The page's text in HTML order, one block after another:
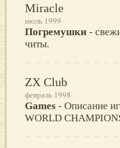
Miracle
июль 1999
Погремушки -
читы.
ZX Club
февраль 1998
Games - Описание
WORLD